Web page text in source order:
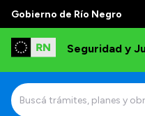
Gobierno de Río Negro
Seguridad y